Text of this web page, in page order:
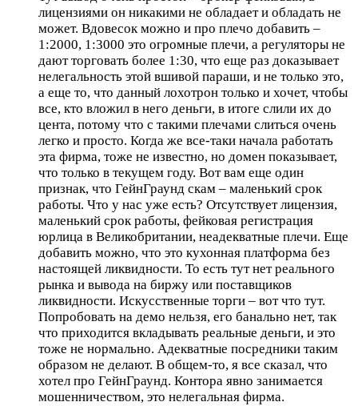
лицензиями он никакими не обладает и обладать не
может. Вдовесок можно и про плечо добавить –
1:2000, 1:3000 это огромные плечи, а регуляторы не
дают торговать более 1:30, что еще раз доказывает
нелегальность этой вшивой параши, и не только это,
а еще то, что данный лохотрон только и хочет, чтобы
все, кто вложил в него деньги, в итоге слили их до
цента, потому что с такими плечами слиться очень
легко и просто. Когда же все-таки начала работать
эта фирма, тоже не известно, но домен показывает,
что только в текущем году. Вот вам еще один
признак, что ГейнГраунд скам – маленький срок
работы. Что у нас уже есть? Отсутствует лицензия,
маленький срок работы, фейковая регистрация
юрлица в Великобритании, неадекватные плечи. Еще
добавить можно, что это кухонная платформа без
настоящей ликвидности. То есть тут нет реального
рынка и вывода на биржу или поставщиков
ликвидности. Искусственные торги – вот что тут.
Попробовать на демо нельзя, его банально нет, так
что приходится вкладывать реальные деньги, и это
тоже не нормально. Адекватные посредники таким
образом не делают. В общем-то, я все сказал, что
хотел про ГейнГраунд. Контора явно занимается
мошенничеством, это нелегальная фирма.